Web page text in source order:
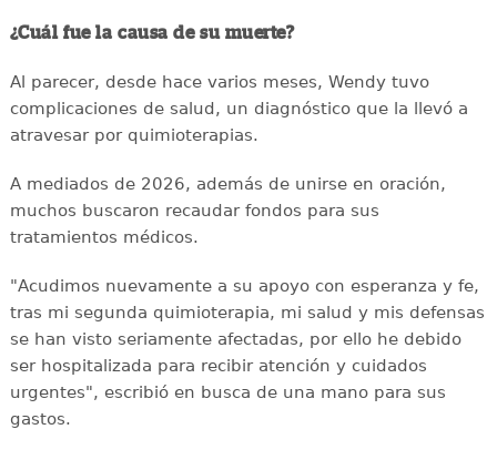
¿Cuál fue la causa de su muerte?
Al parecer, desde hace varios meses, Wendy tuvo
complicaciones de salud, un diagnóstico que la llevó a
atravesar por quimioterapias.
A mediados de 2026, además de unirse en oración,
muchos buscaron recaudar fondos para sus
tratamientos médicos.
"Acudimos nuevamente a su apoyo con esperanza y fe,
tras mi segunda quimioterapia, mi salud y mis defensas
se han visto seriamente afectadas, por ello he debido
ser hospitalizada para recibir atención y cuidados
urgentes", escribió en busca de una mano para sus
gastos.